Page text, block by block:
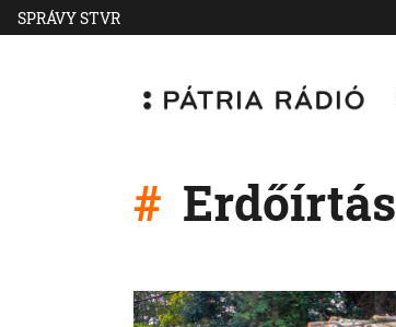
SPRÁVY STVR
Erdőírtás